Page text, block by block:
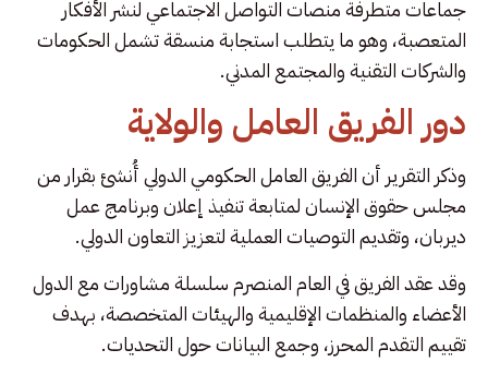
جماعات متطرفة منصات التواصل الاجتماعي لنشر الأفكار
المتعصبة، وهو ما يتطلب استجابة منسقة تشمل الحكومات
والشركات التقنية والمجتمع المدني.
دور الفريق العامل والولاية
وذكر التقرير أن الفريق العامل الحكومي الدولي أُنشئ بقرار من
مجلس حقوق الإنسان لمتابعة تنفيذ إعلان وبرنامج عمل
ديربان، وتقديم التوصيات العملية لتعزيز التعاون الدولي.
وقد عقد الفريق في العام المنصرم سلسلة مشاورات مع الدول
الأعضاء والمنظمات الإقليمية والهيئات المتخصصة، بهدف
تقييم التقدم المحرز، وجمع البيانات حول التحديات.